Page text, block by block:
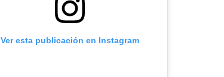
Ver esta publicación en Instagram